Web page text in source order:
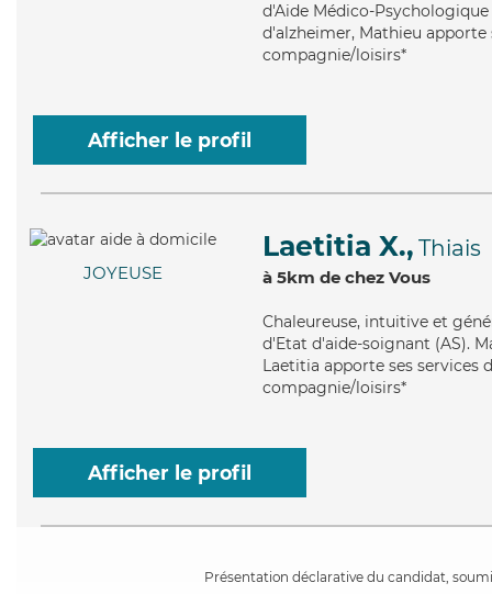
d'Aide Médico-
d'alzheimer, Mathieu apporte
compagnie/loisirs*
Afficher le profil
JOYEUSE
Laetitia X., Thiais
à 5km de chez Vous
Chaleureuse, intuitive et
d'Etat d'aide-soignant (AS).
Laetitia apporte ses services
compagnie/loisirs*
Afficher le profil
Présentation déclarative du candidat,